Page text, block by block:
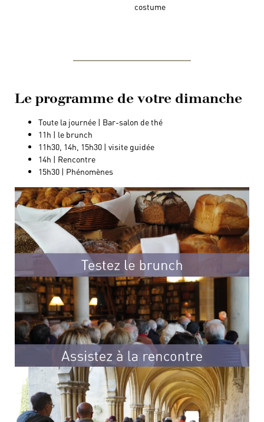
costume
Le programme de votre dimanche
Toute la journée | Bar-salon de thé
11h | le brunch
11h30, 14h, 15h30 | visite guidée
14h | Rencontre
15h30 | Phénomènes